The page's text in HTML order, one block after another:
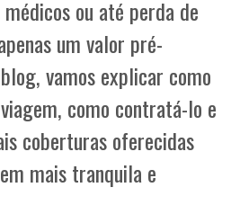
ou até perda de
um valor pré-
vamos explicar como
como contratá-lo e
coberturas oferecidas
mais tranquila e